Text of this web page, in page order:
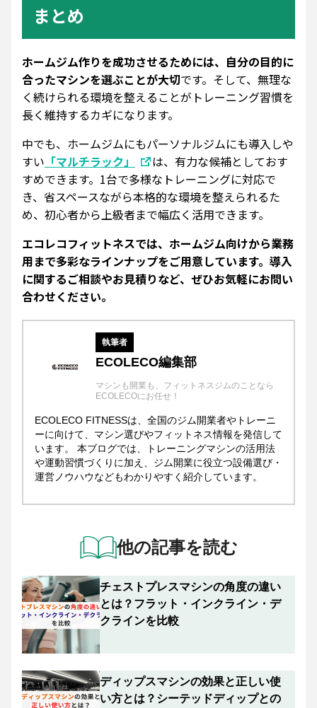
まとめ
ホームジム作りを成功させるためには、自分の目的に
合ったマシンを選ぶことが大切です。そして、無理な
く続けられる環境を整えることがトレーニング習慣を
長く維持するカギになります。
中でも、ホームジムにもパーソナルジムにも導入しや
すい 「マルチラック」
は、有力な候補としておす
すめできます。1台で多様なトレーニングに対応で
き、省スペースながら本格的な環境を整えられるた
め、初心者から上級者まで幅広く活用できます。
エコレコフィットネスでは、ホームジム向けから業務
用まで多彩なラインナップをご用意しています。導入
に関するご相談やお見積りなど、ぜひお気軽にお問い
合わせください。
執筆者
ECOLECO編集部
マシンも開業も、フィットネスジムのことなら
ECOLECOにお任せ！
ECOLECO FITNESSは、全国のジム開業者やトレーニ
ーに向けて、マシン選びやフィットネス情報を発信して
います。 本ブログでは、トレーニングマシンの活用法
や運動習慣づくりに加え、ジム開業に役立つ設備選び・
運営ノウハウなどもわかりやすく紹介しています。
他の記事を読む
チェストプレスマシンの角度の違い
とは？フラット・インクライン・デ
クラインを比較
ディップスマシンの効果と正しい使
い方とは？シーテッドディップとの